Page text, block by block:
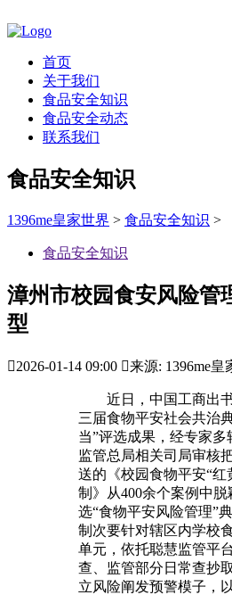
首页
关于我们
食品安全知识
食品安全动态
联系我们
食品安全知识
1396me皇家世界 > 食品安全知识 >
食品安全知识
漳州市校园食安风险管
型
2026-01-14 09:00 来源: 1396me皇
近日，中国工商出书
三届食物平安社会共治
当”评选成果，经专家多
监管总局相关司局审核
送的《校园食物平安“红
制》从400余个案例中脱
选“食物平安风险管理”
制次要针对辖区内学校
单元，依托聪慧监管平
查、监管部分日常查抄
立风险阐发预警模子，